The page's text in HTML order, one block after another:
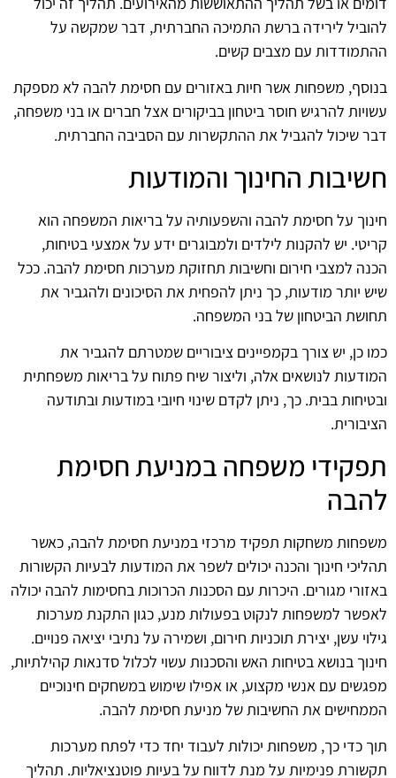
להוביל לירידה ברשת התמיכה החברתית, דבר שמקשה על
ההתמודדות עם מצבים קשים.
בנוסף, משפחות אשר חיות באזורים עם חסימת להבה לא מספקת
עשויות להרגיש חוסר ביטחון בביקורים אצל חברים או בני משפחה,
דבר שיכול להגביל את ההתקשרות עם הסביבה החברתית.
חשיבות החינוך והמודעות
חינוך על חסימת להבה והשפעותיה על בריאות המשפחה הוא
קריטי. יש להקנות לילדים ולמבוגרים ידע על אמצעי בטיחות,
הכנה למצבי חירום וחשיבות תחזוקת מערכות חסימת להבה. ככל
שיש יותר מודעות, כך ניתן להפחית את הסיכונים ולהגביר את
תחושת הביטחון של בני המשפחה.
כמו כן, יש צורך בקמפיינים ציבוריים שמטרתם להגביר את
המודעות לנושאים אלה, וליצור שיח פתוח על בריאות משפחתית
ובטיחות בבית. כך, ניתן לקדם שינוי חיובי במודעות ובתודעה
הציבורית.
תפקידי משפחה במניעת חסימת
להבה
משפחות משחקות תפקיד מרכזי במניעת חסימת להבה, כאשר
תהליכי חינוך והכנה יכולים לשפר את המודעות לבעיות הקשורות
באזורי מגורים. היכרות עם הסכנות הכרוכות בחסימות להבה יכולה
לאפשר למשפחות לנקוט בפעולות מנע, כגון התקנת מערכות
גילוי עשן, יצירת תוכניות חירום, ושמירה על נתיבי יציאה פנויים.
חינוך בנושא בטיחות האש והסכנות עשוי לכלול סדנאות קהילתיות,
מפגשים עם אנשי מקצוע, או אפילו שימוש במשחקים חינוכיים
הממחישים את החשיבות של מניעת חסימת להבה.
תוך כדי כך, משפחות יכולות לעבוד יחד כדי לפתח מערכות
תקשורת פנימיות על מנת לדווח על בעיות פוטנציאליות. תהליך